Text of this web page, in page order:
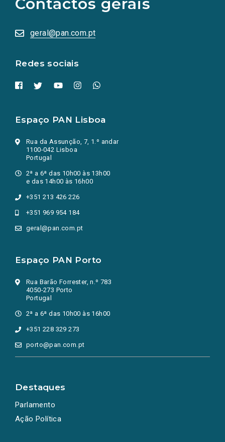
Contactos gerais
geral@pan.com.pt
Redes sociais
redes
sociais
numa
nova
Espaço PAN Lisboa
Rua da Assunção, 7, 1.º andar
1100-042 Lisboa
Portugal
2ª a 6ª das 10h00 às 13h00
e das 14h00 às 16h00
+351 213 426 226
+351 969 954 184
geral@pan.com.pt
Espaço PAN Porto
Rua Barão Forrester, n.º 783
4050-273 Porto
Portugal
2ª a 6ª das 10h00 às 16h00
+351 228 329 273
porto@pan.com.pt
Destaques
Parlamento
Ação Política